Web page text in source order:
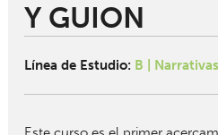
Y GUION
Línea de Estudio: B |